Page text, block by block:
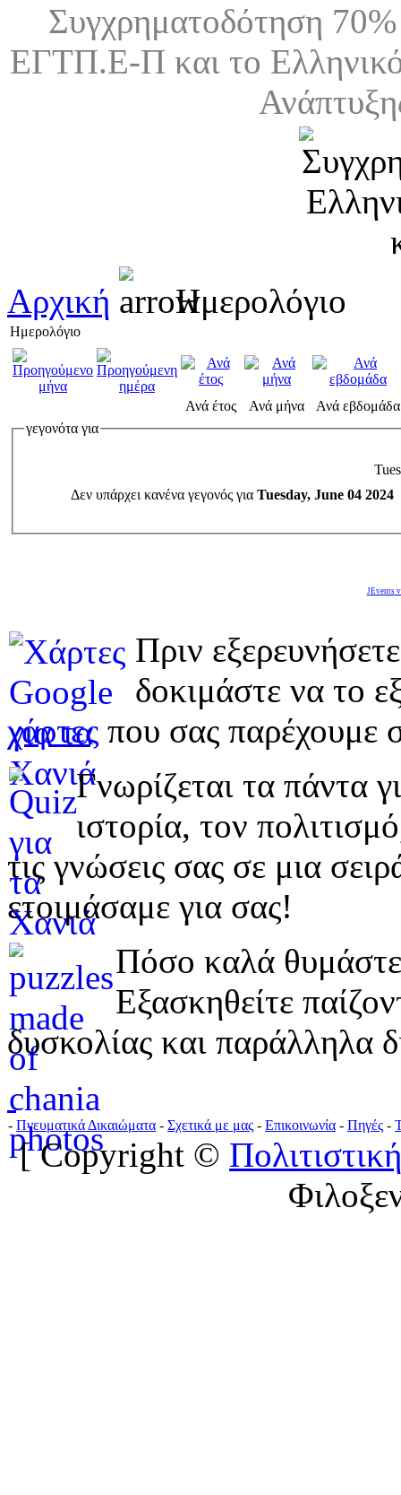
Συγχρηματοδότηση
ΕΓΤΠ.Ε-Π και το
Αρχική Ημερολόγιο
Ημερολόγιο
Ανά έτος Ανά μήνα
Ανά εβδομάδα
γεγονότα για
Δεν υπάρχει κανένα γεγονός για Tuesday, June 04 2024
JEvents
Πριν
δοκιμάστε να το
χάρτες που σας παρέχουμε
Γνωρίζεται τα πάντα
ιστορία, τον
τις γνώσεις σας σε μια
ετοιμάσαμε για σας!
Πόσο καλά
Εξασκηθείτε
δυσκολίας και παράλληλα
- Πνευματικά Δικαιώματα - Σχετικά με μας - Επικοινωνία - Πηγές -
[ Copyright ©